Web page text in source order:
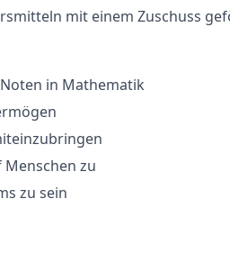
mit einem Zuschuss
in Mathematik
zu
zu sein